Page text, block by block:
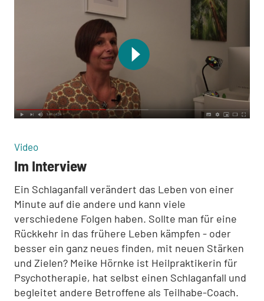
Video:
Im Interview
Ein Schlaganfall verändert das Leben von einer
Minute auf die andere und kann viele
verschiedene Folgen haben. Sollte man für eine
Rückkehr in das frühere Leben kämpfen - oder
besser ein ganz neues finden, mit neuen Stärken
und Zielen? Meike Hörnke ist Heilpraktikerin für
Psychotherapie, hat selbst einen Schlaganfall und
begleitet andere Betroffene als Teilhabe-Coach.